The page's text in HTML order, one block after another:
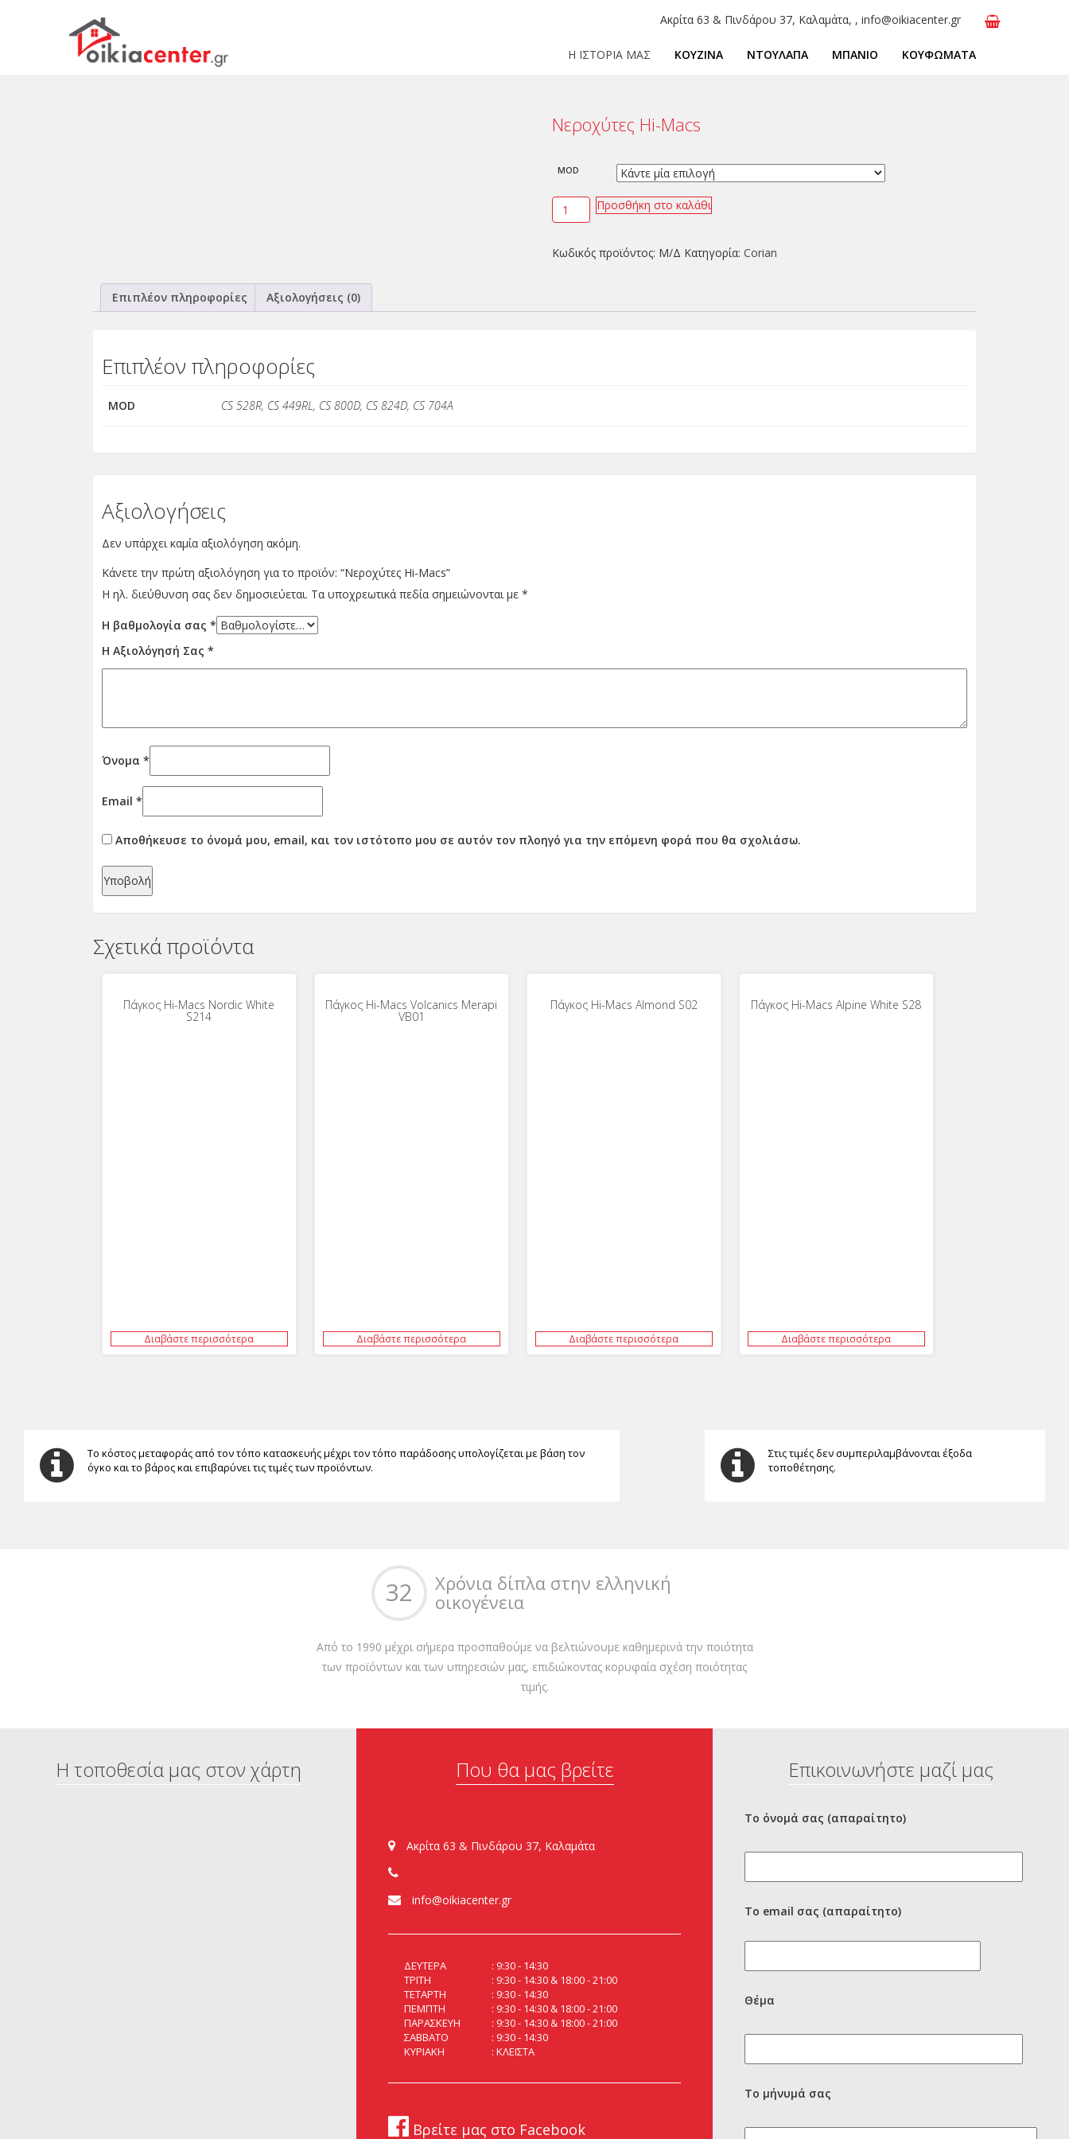
Ακρίτα 63 & Πινδάρου 37, Καλαμάτα, , info@oikiacenter.gr
Η ΙΣΤΟΡΙΑ ΜΑΣ ΚΟΥΖΙΝΑ ΝΤΟΥΛΑΠΑ ΜΠΑΝΙΟ ΚΟΥΦΩΜΑΤΑ
Νεροχύτες Hi-Macs
MOD
Προσθήκη στο καλάθι
Κωδικός προϊόντος: Μ/Δ Κατηγορία:Corian
Επιπλέον πληροφορίες Αξιολογήσεις (0)
Επιπλέον πληροφορίες
MOD CS 528R, CS 449RL, CS 800D, CS 824D, CS 704A
Αξιολογήσεις
Δεν υπάρχει καμία αξιολόγηση ακόμη.
Κάνετε την πρώτη αξιολόγηση για το προϊόν: “Νεροχύτες Hi-Macs”
Η ηλ. διεύθυνση σας δεν δημοσιεύεται. Τα υποχρεωτικά πεδία σημειώνονται με *
Η βαθμολογία σας *
Η Αξιολόγησή Σας *
Όνομα *
Email *
Αποθήκευσε το όνομά μου, email, και τον ιστότοπο μου σε αυτόν τον πλοηγό για την επόμενη φορά που θα σχολιάσω.
Σχετικά προϊόντα
Πάγκος Hi-Macs Nordic White
S214
Διαβάστε περισσότερα
Πάγκος Hi-Macs Volcanics Merapi
VB01
Διαβάστε περισσότερα
Πάγκος Hi-Macs Almond S02
Διαβάστε περισσότερα
Πάγκος Hi-Macs Alpine White S28
Διαβάστε περισσότερα
Το κόστος μεταφοράς από τον τόπο κατασκευής μέχρι τον τόπο παράδοσης υπολογίζεται με βάση τον
όγκο και το βάρος και επιβαρύνει τις τιμές των προϊόντων.
Στις τιμές δεν συμπεριλαμβάνονται έξοδα
τοποθέτησης.
32
Χρόνια δίπλα στην ελληνική
οικογένεια
Από το 1990 μέχρι σήμερα προσπαθούμε να βελτιώνουμε καθημερινά την ποιότητα
των προϊόντων και των υπηρεσιών μας, επιδιώκοντας κορυφαία σχέση ποιότητας
τιμής.
Η τοποθεσία μας στον χάρτη Που θα μας βρείτε
Ακρίτα 63 & Πινδάρου 37, Καλαμάτα
info@oikiacenter.gr
ΔΕΥΤΕΡΑ
9:30 - 14:30
ΤΡΙΤΗ
9:30 - 14:30 & 18:00 - 21:00
ΤΕΤΑΡΤΗ
9:30 - 14:30
ΠΕΜΠΤΗ
9:30 - 14:30 & 18:00 - 21:00
ΠΑΡΑΣΚΕΥΗ
9:30 - 14:30 & 18:00 - 21:00
ΣΑΒΒΑΤΟ
9:30 - 14:30
ΚΥΡΙΑΚΗ
ΚΛΕΙΣΤΑ
Βρείτε μας στο Facebook
Επικοινωνήστε μαζί μας
Το όνομά σας (απαραίτητο)
Το email σας (απαραίτητο)
Θέμα
Το μήνυμά σας